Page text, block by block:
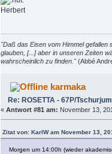
Herbert
"Daß das Eisen vom Himmel
glauben, [...] aber in unseren Zeiten
wahrscheinlich zu finden."(Abbé
karmaka
Re: ROSETTA - 67P/
« Antwort #81 am: November 13,
Zitat von: KarlW am November 13,
Morgen um 14:00h (wieder